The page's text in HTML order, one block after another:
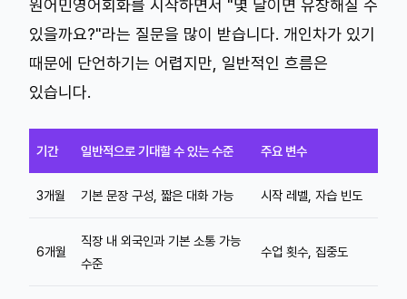
원어민영어회화를 시작하면서 "몇 달이면 유창해질 수
있을까요?"라는 질문을 많이 받습니다. 개인차가 있기
때문에 단언하기는 어렵지만, 일반적인 흐름은
있습니다.
기간 일반적으로 기대할 수 있는 수준 주요 변수
3개월 기본 문장 구성, 짧은 대화 가능 시작 레벨, 자습 빈도
6개월
직장 내 외국인과 기본 소통 가능
수준
수업 횟수, 집중도